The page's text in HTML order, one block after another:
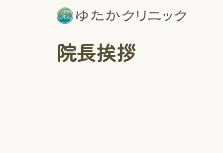
コンテンツへスキップ
メインナビゲーション
院長挨拶